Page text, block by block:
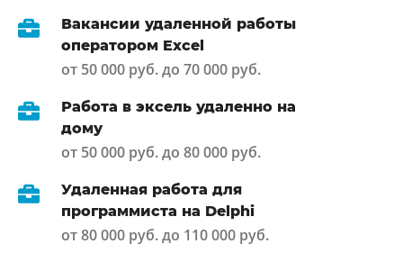
Вакансии удаленной работы
оператором Excel
от 50 000 руб. до 70 000 руб.
Работа в эксель удаленно на
дому
от 50 000 руб. до 80 000 руб.
Удаленная работа для
программиста на Delphi
от 80 000 руб. до 110 000 руб.